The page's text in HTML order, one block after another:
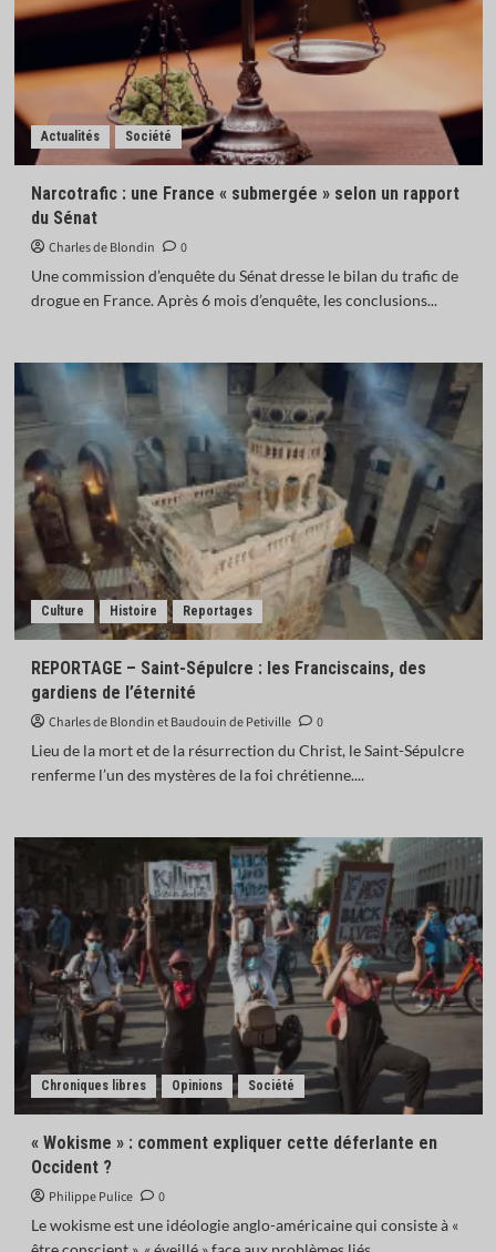
Actualités Société
Narcotrafic : une France « submergée » selon un rapport
du Sénat
Charles de Blondin
0
Une commission d’enquête du Sénat dresse le bilan du trafic de
drogue en France. Après 6 mois d’enquête, les conclusions...
Culture Histoire Reportages
REPORTAGE – Saint-Sépulcre : les Franciscains, des
gardiens de l’éternité
Charles de Blondin et Baudouin de Petiville
0
Lieu de la mort et de la résurrection du Christ, le Saint-Sépulcre
renferme l’un des mystères de la foi chrétienne....
Chroniques libres Opinions Société
« Wokisme » : comment expliquer cette déferlante en
Occident ?
Philippe Pulice
0
Le wokisme est une idéologie anglo-américaine qui consiste à «